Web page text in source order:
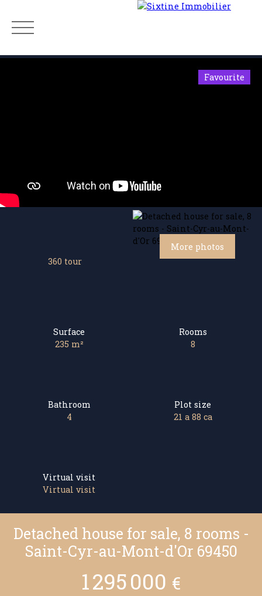
Favourite
360 tour
More photos
Surface
235 m²
Rooms
8
Bathroom
4
Plot size
21 a 88 ca
Virtual visit
Virtual visit
Detached house for sale, 8 rooms -
Saint-Cyr-au-Mont-d'Or 69450
1 295 000 €